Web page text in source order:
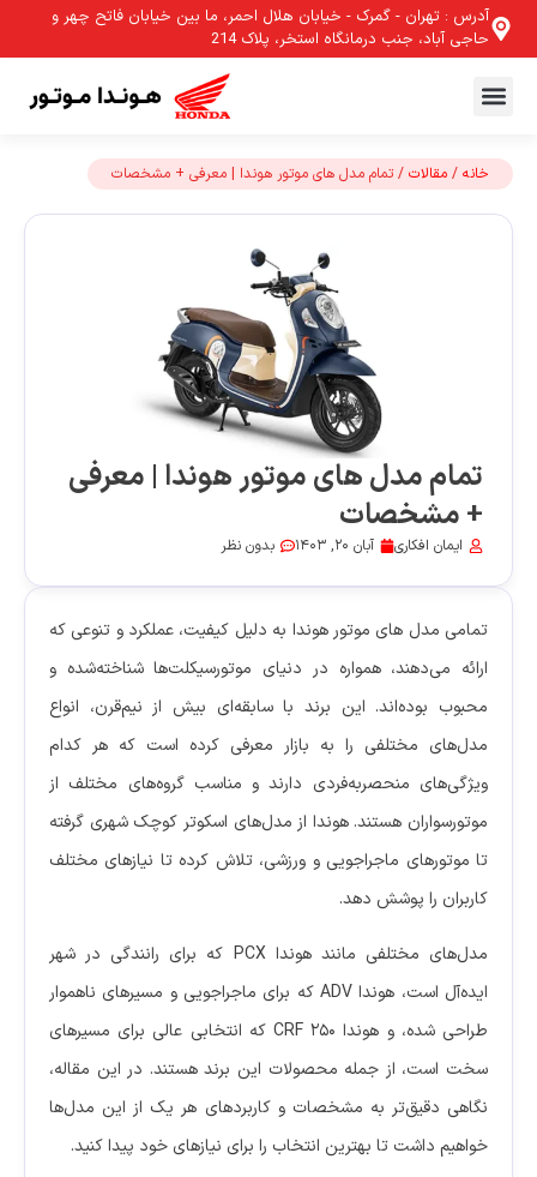
آدرس : تهران - گمرک - خیابان هلال احمر، ما بین خیابان فاتح چهر و
حاجی آباد، جنب درمانگاه استخر، پلاک 214
خانه / مقالات / تمام مدل های موتور هوندا | معرفی + مشخصات
تمام مدل های موتور هوندا | معرفی
+ مشخصات
ایمان افکاری آبان 20, 1403 بدون نظر
تمامی مدل های موتور هوندا به دلیل کیفیت، عملکرد و تنوعی که
ارائه می‌دهند، همواره در دنیای موتورسیکلت‌ها شناخته‌شده و
محبوب بوده‌اند. این برند با سابقه‌ای بیش از نیم‌قرن، انواع
مدل‌های مختلفی را به بازار معرفی کرده است که هر کدام
ویژگی‌های منحصربه‌فردی دارند و مناسب گروه‌های مختلف از
موتورسواران هستند. هوندا از مدل‌های اسکوتر کوچک شهری گرفته
تا موتورهای ماجراجویی و ورزشی، تلاش کرده تا نیازهای مختلف
کاربران را پوشش دهد.
مدل‌های مختلفی مانند هوندا PCX که برای رانندگی در شهر
ایده‌آل است، هوندا ADV که برای ماجراجویی و مسیرهای ناهموار
طراحی شده، و هوندا CRF 250 که انتخابی عالی برای مسیرهای
سخت است، از جمله محصولات این برند هستند. در این مقاله،
نگاهی دقیق‌تر به مشخصات و کاربردهای هر یک از این مدل‌ها
خواهیم داشت تا بهترین انتخاب را برای نیازهای خود پیدا کنید.